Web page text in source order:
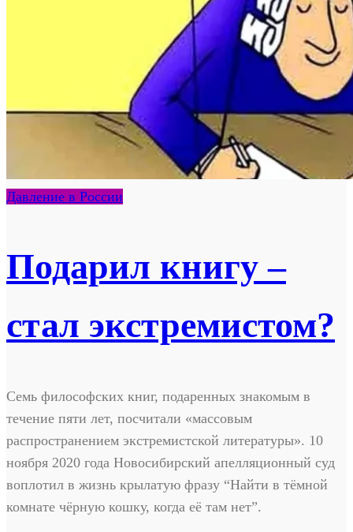
Давление в России
Подарил книгу –
стал экстремистом?
Семь философских книг, подаренных знакомым в
течение пяти лет, посчитали «массовым
распространением экстремистской литературы». 10
ноября 2020 года Новосибирский апелляционный суд
воплотил в жизнь крылатую фразу “Найти в тёмной
комнате чёрную кошку, когда её там нет”.